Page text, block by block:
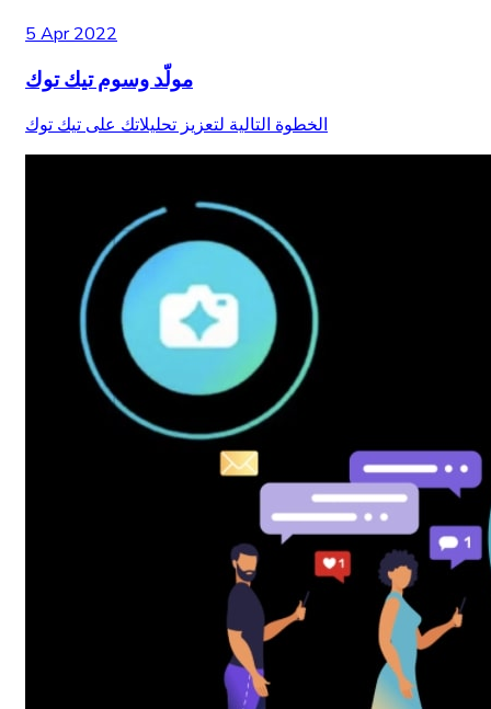
5 Apr 2022
مولّد وسوم تيك توك
الخطوة التالية لتعزيز تحليلاتك على تيك توك